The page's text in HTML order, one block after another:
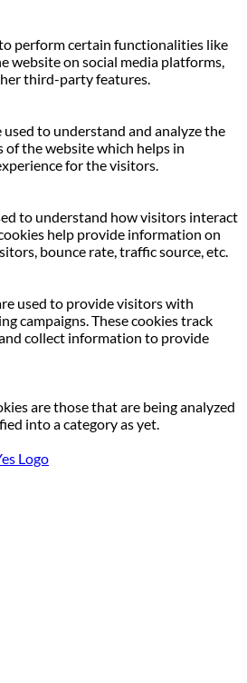
perform certain functionalities like
website on social media platforms,
third-party features.
used to understand and analyze the
of the website which helps in
for the visitors.
to understand how visitors interact
help provide information on
bounce rate, traffic source, etc.
used to provide visitors with
campaigns. These cookies track
collect information to provide
are those that are being analyzed
into a category as yet.